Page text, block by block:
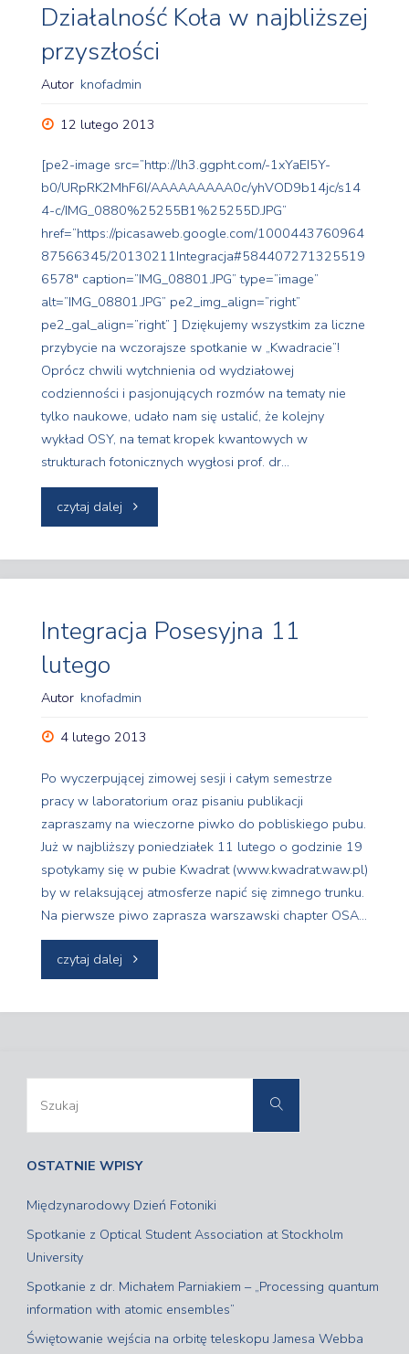
kwantowe"
Działalność Koła w najbliższej
przyszłości
Autor knofadmin
12 lutego 2013
[pe2-image src=”http://lh3.ggpht.com/-1xYaEI5Y-
b0/URpRK2MhF6I/AAAAAAAAA0c/yhVOD9b14jc/s14
4-c/IMG_0880%25255B1%25255D.JPG”
href=”https://picasaweb.google.com/1000443760964
87566345/20130211Integracja#584407271325519
6578″ caption=”IMG_08801.JPG” type=”image”
alt=”IMG_08801.JPG” pe2_img_align=”right”
pe2_gal_align=”right” ] Dziękujemy wszystkim za liczne
przybycie na wczorajsze spotkanie w „Kwadracie”!
Oprócz chwili wytchnienia od wydziałowej
codzienności i pasjonujących rozmów na tematy nie
tylko naukowe, udało nam się ustalić, że kolejny
wykład OSY, na temat kropek kwantowych w
strukturach fotonicznych wygłosi prof. dr…
czytaj dalej "Działalność
w
najbliższej
Integracja Posesyjna 11
lutego
Autor knofadmin
4 lutego 2013
Po wyczerpującej zimowej sesji i całym semestrze
pracy w laboratorium oraz pisaniu publikacji
zapraszamy na wieczorne piwko do pobliskiego pubu.
Już w najbliższy poniedziałek 11 lutego o godzinie 19
spotykamy się w pubie Kwadrat (www.kwadrat.waw.pl)
by w relaksującej atmosferze napić się zimnego trunku.
Na pierwsze piwo zaprasza warszawski chapter OSA…
czytaj dalej "Integracja
lutego"
Szukaj
OSTATNIE WPISY
Międzynarodowy Dzień Fotoniki
Spotkanie z Optical Student Association at Stockholm
University
Spotkanie z dr. Michałem Parniakiem – „Processing quantum
information with atomic ensembles”
Świętowanie wejścia na orbitę teleskopu Jamesa Webba